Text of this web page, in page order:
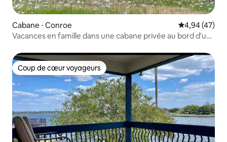
Cabane ⋅ Conroe Évaluation
4,94 (47)
Vacances en famille dans une cabane privée au bord d'un
Coup de cœur voyageurs
Coup de cœur voyageurs